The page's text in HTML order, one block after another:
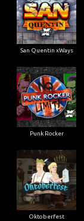
San Quentin xWays
Punk Rocker
Oktoberfest